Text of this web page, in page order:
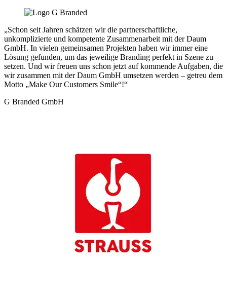
„Schon seit Jahren schätzen wir die partnerschaftliche,
unkomplizierte und kompetente Zusammenarbeit mit der Daum
GmbH. In vielen gemeinsamen Projekten haben wir immer eine
Lösung gefunden, um das jeweilige Branding perfekt in Szene zu
setzen. Und wir freuen uns schon jetzt auf kommende Aufgaben, die
wir zusammen mit der Daum GmbH umsetzen werden – getreu dem
Motto „Make Our Customers Smile“!“
G Branded GmbH